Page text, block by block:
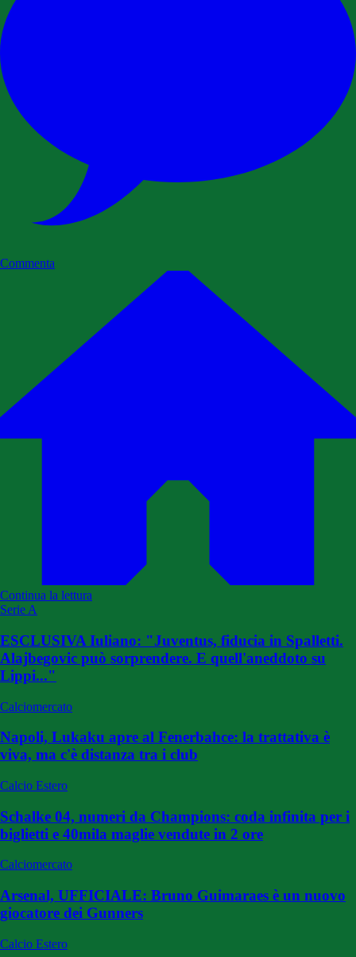
Commenta
Continua la lettura
Serie A
ESCLUSIVA Iuliano: "Juventus, fiducia in Spalletti.
Alajbegovic può sorprendere. E quell'aneddoto su
Lippi..."
Calciomercato
Napoli, Lukaku apre al Fenerbahce: la trattativa è
viva, ma c'è distanza tra i club
Calcio Estero
Schalke 04, numeri da Champions: coda infinita per i
biglietti e 40mila maglie vendute in 2 ore
Calciomercato
Arsenal, UFFICIALE: Bruno Guimaraes è un nuovo
giocatore dei Gunners
Calcio Estero